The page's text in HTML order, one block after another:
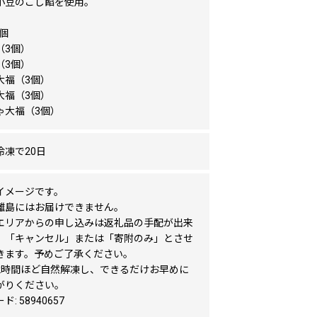
のこし餡を使用。
3個）
3個）
福（3個）
福（3個）
大福（3個）
凍で20日
ージです。
にはお届けできません。
アからの申し込みは返礼品の手配が出来
「キャンセル」または「寄附のみ」とさせ
ます。予めご了承ください。
間ほど自然解凍し、できるだけお早めに
りください。
ド: 58940657